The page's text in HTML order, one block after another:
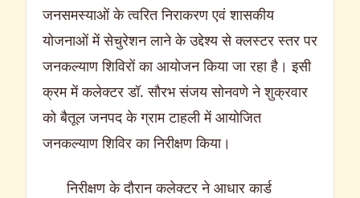
जनसमस्याओं के त्वरित निराकरण एवं शासकीय
योजनाओं में सेचुरेशन लाने के उद्देश्य से क्लस्टर स्तर पर
जनकल्याण शिविरों का आयोजन किया जा रहा है। इसी
क्रम में कलेक्टर डॉ. सौरभ संजय सोनवणे ने शुक्रवार
को बैतूल जनपद के ग्राम टाहली में आयोजित
जनकल्याण शिविर का निरीक्षण किया।
निरीक्षण के दौरान कलेक्टर ने आधार कार्ड